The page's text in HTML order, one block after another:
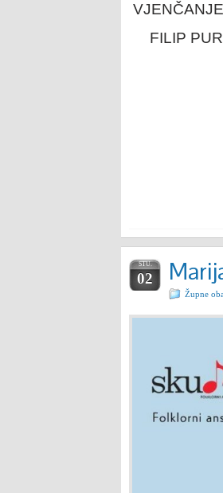
FILIP
STU.
02
Župne